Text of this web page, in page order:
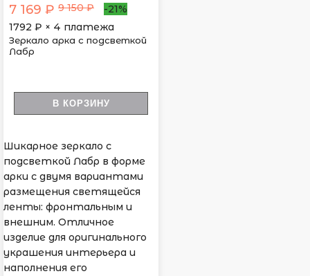
7 169 ₽ 9 150 ₽
-21%
1792 ₽ × 4 платежа
Зеркало арка с подсветкой
Лабр
В КОРЗИНУ
Шикарное зеркало с
подсветкой Лабр в форме
арки с двумя вариантами
размещения светящейся
ленты: фронтальным и
внешним. Отличное
изделие для оригинального
украшения интерьера и
наполнения его